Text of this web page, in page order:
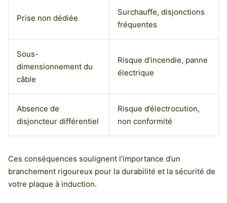
Prise non dédiée
Surchauffe, disjonctions
fréquentes
Sous-
dimensionnement du
câble
Risque d’incendie, panne
électrique
Absence de
disjoncteur différentiel
Risque d’électrocution,
non conformité
Ces conséquences soulignent l’importance d’un
branchement rigoureux pour la durabilité et la sécurité de
votre plaque à induction.